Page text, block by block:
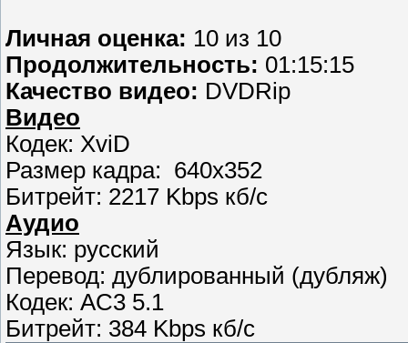
Личная оценка: 10 из 10
Продолжительность: 01:15:15
Качество видео: DVDRip
Видео
Кодек: XviD
Размер кадра: 640x352
Битрейт: 2217 Kbps кб/с
Аудио
Язык: русский
Перевод: дублированный (дубляж)
Кодек: AC3 5.1
Битрейт: 384 Kbps кб/с